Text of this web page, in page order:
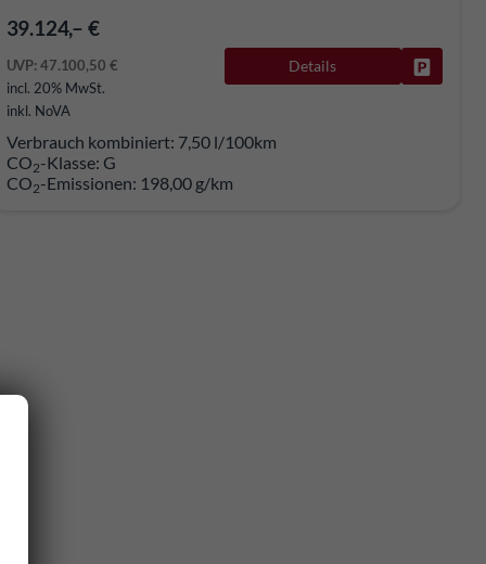
39.124,– €
UVP:47.100,50 €
incl. 20% MwSt.
inkl. NoVA
Details
Verbrauch kombiniert: 7,50 l/100km
CO2-Klasse: G
CO2-Emissionen: 198,00 g/km